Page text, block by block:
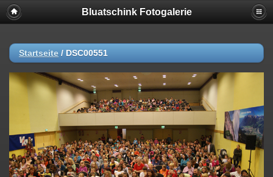
Bluatschink Fotogalerie
Startseite / DSC00551